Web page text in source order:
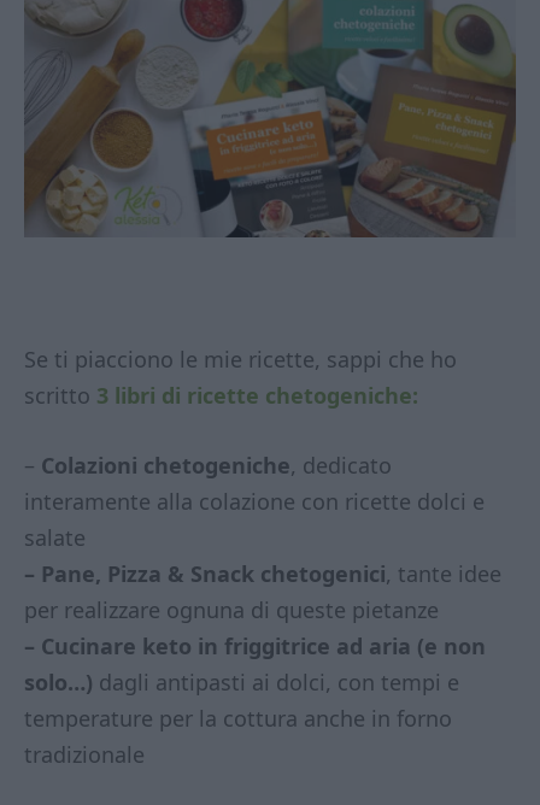
Se ti piacciono le mie ricette, sappi che ho
scritto 3 libri di ricette chetogeniche:
– Colazioni chetogeniche, dedicato
interamente alla colazione con ricette dolci e
salate
– Pane, Pizza & Snack chetogenici, tante idee
per realizzare ognuna di queste pietanze
– Cucinare keto in friggitrice ad aria (e non
solo…) dagli antipasti ai dolci, con tempi e
temperature per la cottura anche in forno
tradizionale